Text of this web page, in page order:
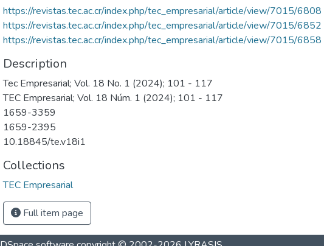
https://revistas.tec.ac.cr/index.php/tec_empresarial/article/view/7015/6808
https://revistas.tec.ac.cr/index.php/tec_empresarial/article/view/7015/6852
https://revistas.tec.ac.cr/index.php/tec_empresarial/article/view/7015/6858
Description
Tec Empresarial; Vol. 18 No. 1 (2024); 101 - 117
TEC Empresarial; Vol. 18 Núm. 1 (2024); 101 - 117
1659-3359
1659-2395
10.18845/te.v18i1
Collections
TEC Empresarial
Full item page